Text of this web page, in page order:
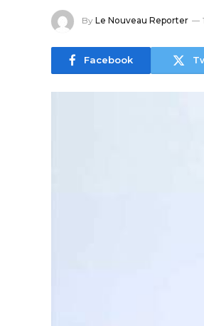
By Le Nouveau Reporter
Facebook